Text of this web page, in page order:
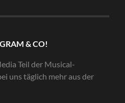
& CO!
Teil der Musical-
uns täglich mehr aus der